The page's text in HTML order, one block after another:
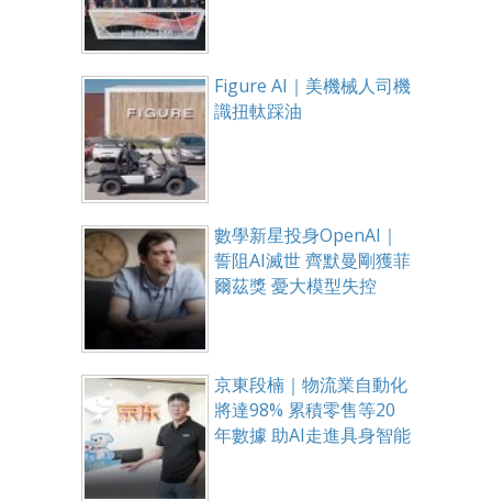
Figure AI｜美機械人司機
識扭軚踩油
數學新星投身OpenAI｜
誓阻AI滅世 齊默曼剛獲菲
爾茲獎 憂大模型失控
京東段楠｜物流業自動化
將達98% 累積零售等20
年數據 助AI走進具身智能